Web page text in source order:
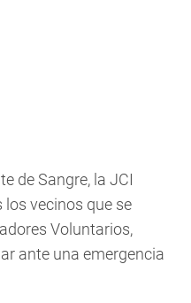
de Sangre, la JCI
vecinos que se
Voluntarios,
ante una emergencia